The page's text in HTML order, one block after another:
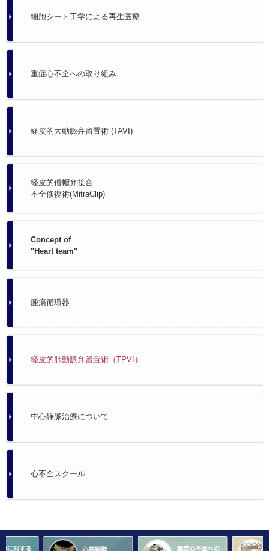
細胞シート工学による再生医療
重症心不全への取り組み
経皮的大動脈弁留置術 (TAVI)
経皮的僧帽弁接合
不全修復術(MitraClip)
Concept of
"Heart team"
腫瘍循環器
経皮的肺動脈弁留置術（TPVI）
中心静脈治療について
心不全スクール